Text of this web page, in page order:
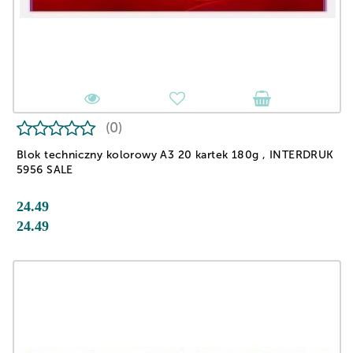
Blok techniczny kolorowy A3 20 kartek 180g , INTERDRUK
5956 SALE
(0)
24.49
24.49